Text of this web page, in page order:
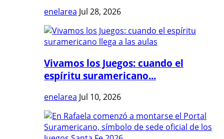
enelarea Jul 28, 2026
Vivamos los Juegos: cuando el
espíritu suramericano...
enelarea Jul 10, 2026